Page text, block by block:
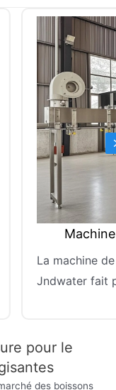
boissons
est une
intègre le
hydrogène
et le bouchage.
pour le
des boissons